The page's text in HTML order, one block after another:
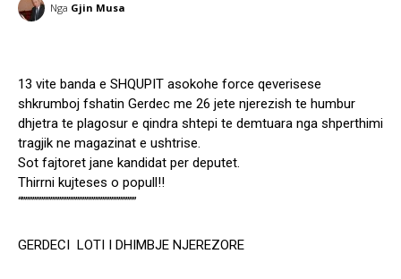
Nga Gjin Musa
13 vite banda e SHQUPIT asokohe force qeverisese
shkrumboj fshatin Gerdec me 26 jete njerezish te humbur
dhjetra te plagosur e qindra shtepi te demtuara nga shperthimi
tragjik ne magazinat e ushtrise.
Sot fajtoret jane kandidat per deputet.
Thirrni kujteses o popull!!
“””””””””””””””””””””””””””””””””
GERDECI LOTI I DHIMBJE NJEREZORE